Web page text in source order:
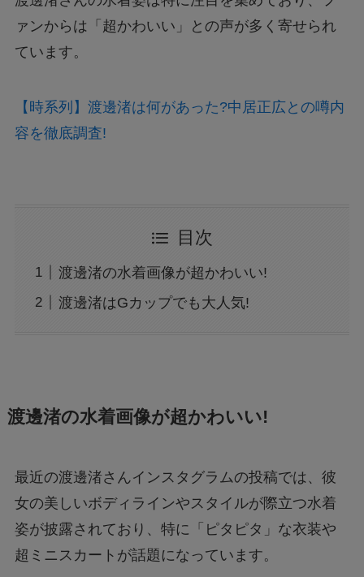
ァンからは「超かわいい」との声が多く寄せられ
ています。
【時系列】渡邊渚は何があった?中居正広との噂内
容を徹底調査!
目次
渡邊渚の水着画像が超かわいい!
渡邊渚はGカップでも大人気!
渡邊渚の水着画像が超かわいい!
最近の渡邊渚さんインスタグラムの投稿では、彼
女の美しいボディラインやスタイルが際立つ水着
姿が披露されており、特に「ピタピタ」な衣装や
超ミニスカートが話題になっています。